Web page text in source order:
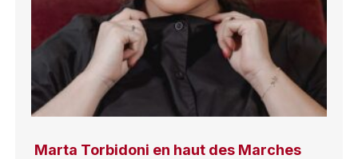
Marta Torbidoni en haut des Marches